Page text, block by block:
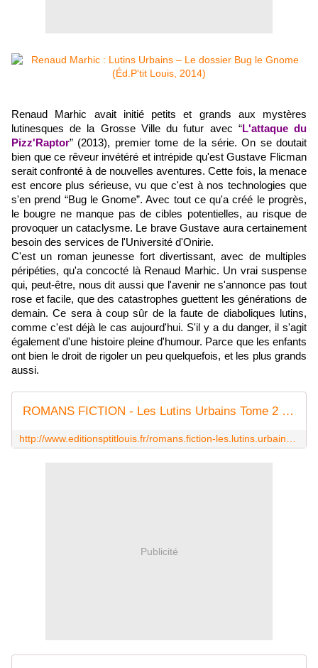
Renaud Marhic avait initié petits et grands aux mystères
lutinesques de la Grosse Ville du futur avec “L'attaque du
Pizz'Raptor” (2013), premier tome de la série. On se doutait
bien que ce rêveur invétéré et intrépide qu'est Gustave Flicman
serait confronté à de nouvelles aventures. Cette fois, la menace
est encore plus sérieuse, vu que c'est à nos technologies que
s'en prend “Bug le Gnome”. Avec tout ce qu'a créé le progrès,
le bougre ne manque pas de cibles potentielles, au risque de
provoquer un cataclysme. Le brave Gustave aura certainement
besoin des services de l'Université d'Onirie.
C'est un roman jeunesse fort divertissant, avec de multiples
péripéties, qu'a concocté là Renaud Marhic. Un vrai suspense
qui, peut-être, nous dit aussi que l'avenir ne s'annonce pas tout
rose et facile, que des catastrophes guettent les générations de
demain. Ce sera à coup sûr de la faute de diaboliques lutins,
comme c'est déjà le cas aujourd'hui. S'il y a du danger, il s'agit
également d'une histoire pleine d'humour. Parce que les enfants
ont bien le droit de rigoler un peu quelquefois, et les plus grands
aussi.
ROMANS FICTION - Les Lutins Urbains Tome 2 : Le dossier Bug le Gnome
Publicité